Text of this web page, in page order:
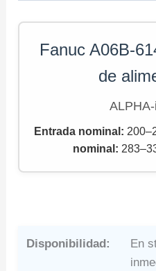
Fanuc A06B-
de
Entrada nominal:
nominal :
Disponibilidad:
En